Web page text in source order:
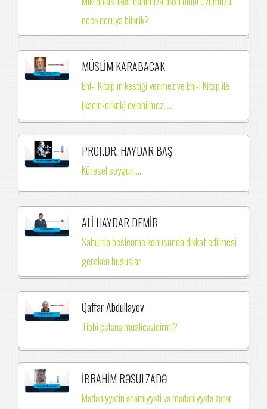
necə qoruya bilərik?
MÜSLİM KARABACAK
Ehl-i Kitap’ın kestiği yenmez ve Ehl-i Kitap ile
(kadın-erkek) evlenilmez.….
PROF.DR. HAYDAR BAŞ
Küresel soygun.....
ALİ HAYDAR DEMİR
Sahurda beslenme konusunda dikkat edilmesi
gereken hususlar
Qaffar Abdullayev
Tibbi çətənə müalicəvidirmi?
İBRAHİM RƏSULZADƏ
Mədəniyyətin əhəmiyyəti və mədəniyyətə zərər